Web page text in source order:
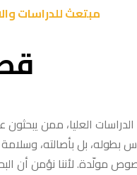
مبتعث للدراسات
العليا، ممن
بطوله، بل بأصالته،
مولّدة. لأننا نؤمن أن